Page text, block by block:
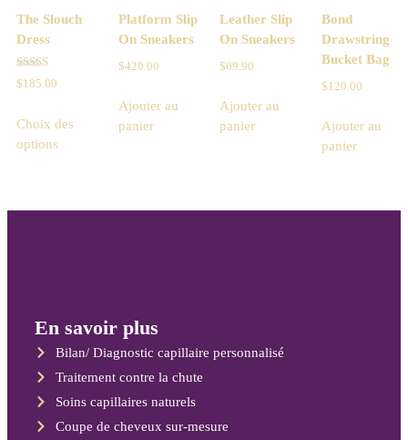
The Slouch
Dress
Note
4.67
$185.00
Choix des
options
Platform Slip
On Sneakers
$420.00
Ajouter au
panier
Leather Slip
On Sneakers
$69.90
Ajouter au
panier
Bond
Drawstring
Bucket Bag
$120.00
Ajouter au
panier
En savoir plus
Bilan/ Diagnostic capillaire personnalisé
Traitement contre la chute
Soins capillaires naturels
Coupe de cheveux sur-mesure